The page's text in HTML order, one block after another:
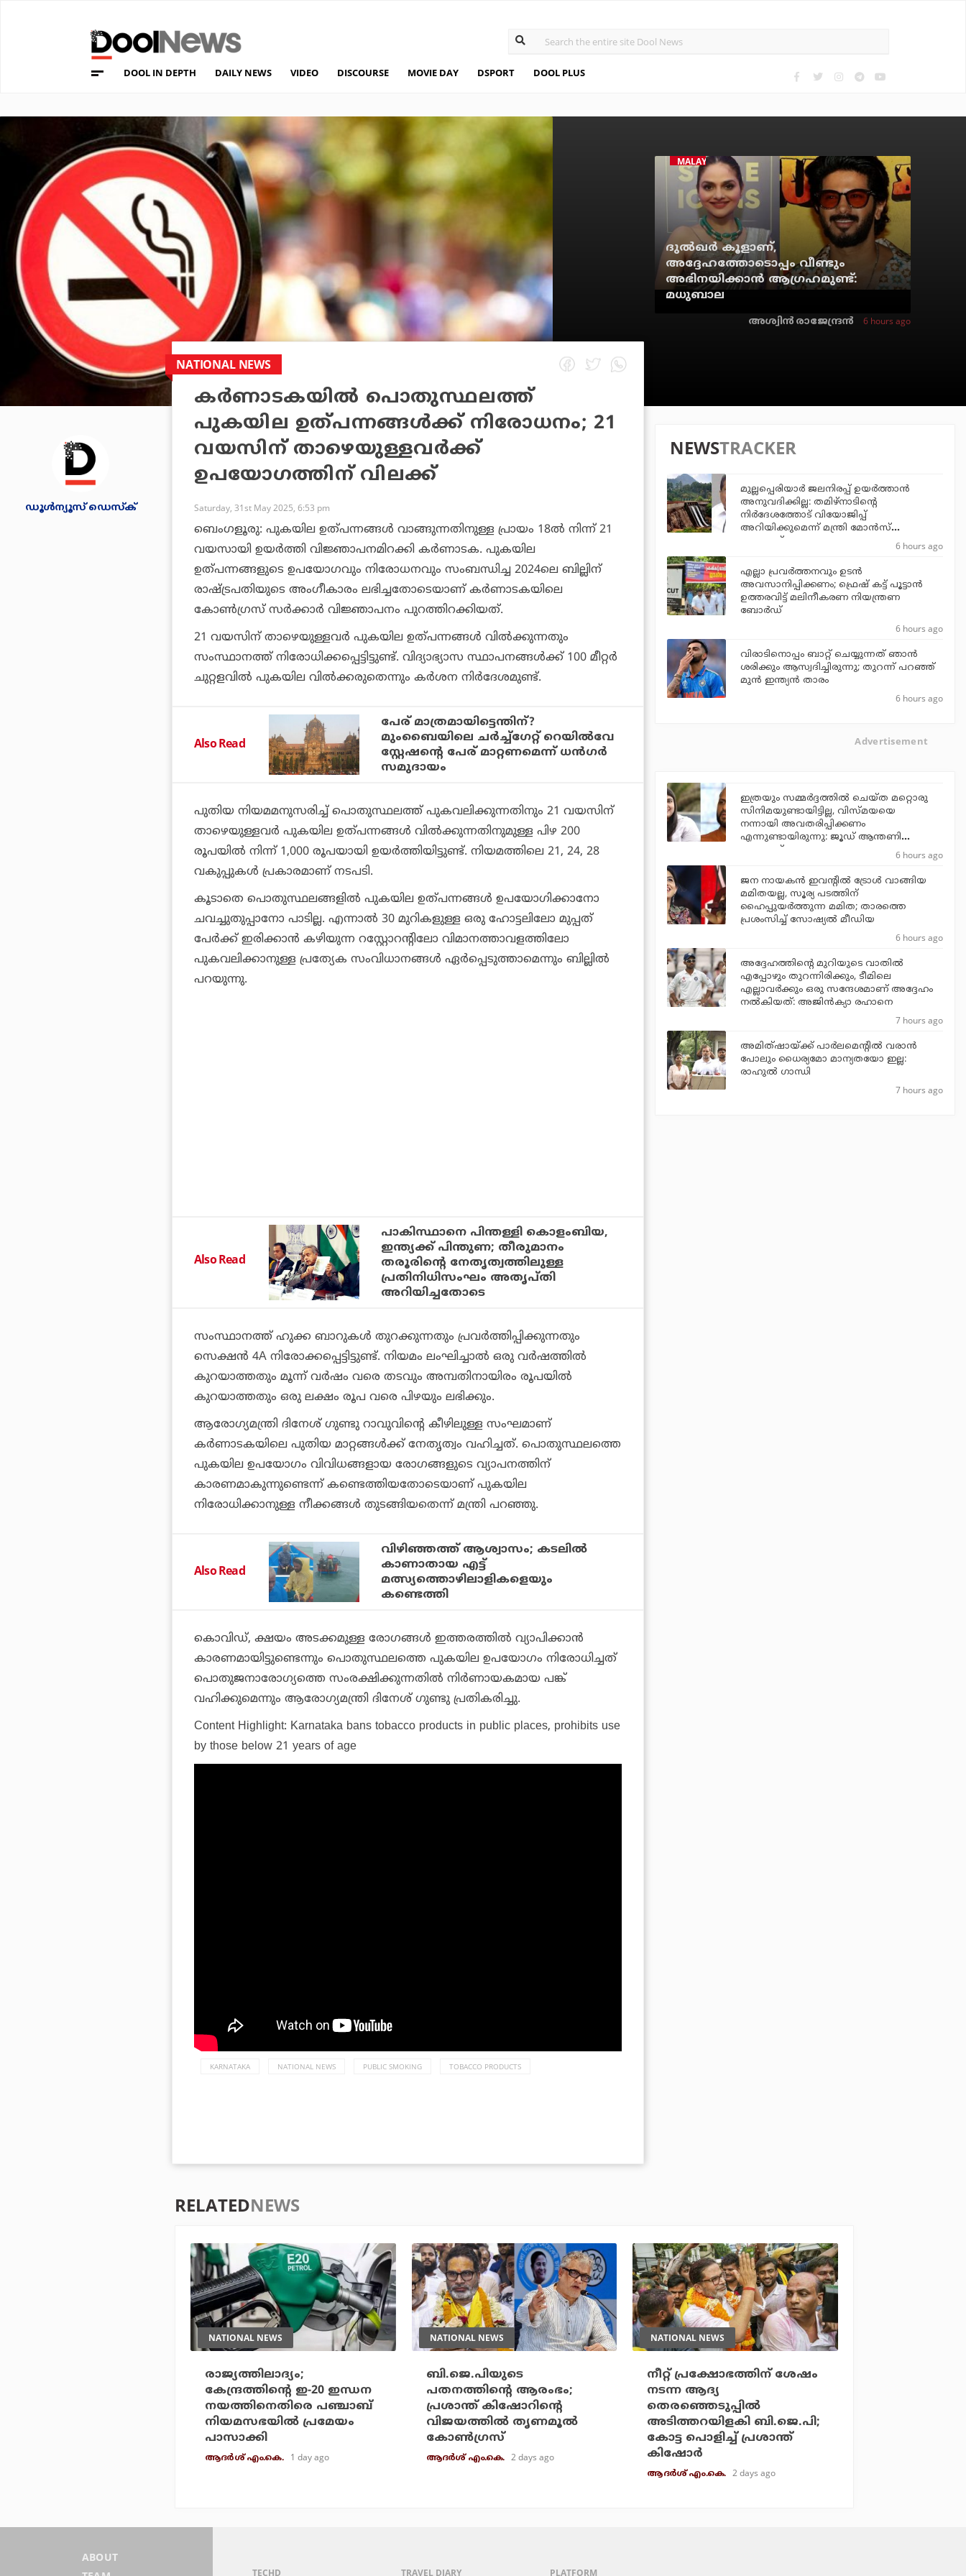
DOOL IN DEPTH DAILY NEWS VIDEO DISCOURSE MOVIE DAY DSPORT DOOL PLUS
MALAYALAM CINEMA
ദുല്‍ഖര്‍ കൂളാണ്,
അദ്ദേഹത്തോടൊപ്പം വീണ്ടും
അഭിനയിക്കാന്‍ ആഗ്രഹമുണ്ട്:
മധുബാല
അശ്വിന്‍ രാജേന്ദ്രന്‍ 6 hours ago
ഡൂള്‍ന്യൂസ് ഡെസ്‌ക്
NATIONAL NEWS
കർണാടകയിൽ പൊതുസ്ഥലത്ത്
പുകയില ഉത്പന്നങ്ങള്‍ക്ക് നിരോധനം; 21
വയസിന് താഴെയുള്ളവര്‍ക്ക്
ഉപയോഗത്തിന് വിലക്ക്
Saturday, 31st May 2025, 6:53 pm
ബെംഗളൂരു: പുകയില ഉത്പന്നങ്ങള്‍ വാങ്ങുന്നതിനുള്ള പ്രായം 18ല്‍ നിന്ന് 21
വയസായി ഉയര്‍ത്തി വിജ്ഞാപനമിറക്കി കര്‍ണാടക. പുകയില
ഉത്പന്നങ്ങളുടെ ഉപയോഗവും നിരോധനവും സംബന്ധിച്ച 2024ലെ ബില്ലിന്
രാഷ്ട്രപതിയുടെ അംഗീകാരം ലഭിച്ചതോടെയാണ് കര്‍ണാടകയിലെ
കോണ്‍ഗ്രസ് സര്‍ക്കാര്‍ വിജ്ഞാപനം പുറത്തിറക്കിയത്.
21 വയസിന് താഴെയുള്ളവര്‍ പുകയില ഉത്പന്നങ്ങള്‍ വില്‍ക്കുന്നതും
സംസ്ഥാനത്ത് നിരോധിക്കപ്പെട്ടിട്ടുണ്ട്. വിദ്യാഭ്യാസ സ്ഥാപനങ്ങള്‍ക്ക് 100 മീറ്റര്‍
ചുറ്റളവില്‍ പുകയില വില്‍ക്കരുതെന്നും കര്‍ശന നിര്‍ദേശമുണ്ട്.
Also Read
പേര് മാത്രമായിട്ടെന്തിന്?
മുംബൈയിലെ ചര്‍ച്ച്‌ഗേറ്റ് റെയില്‍വേ
സ്റ്റേഷന്റെ പേര് മാറ്റണമെന്ന് ധന്‍ഗര്‍
സമുദായം
പുതിയ നിയമമനുസരിച്ച് പൊതുസ്ഥലത്ത് പുകവലിക്കുന്നതിനും 21 വയസിന്
താഴെയുള്ളവര്‍ പുകയില ഉത്പന്നങ്ങള്‍ വില്‍ക്കുന്നതിനുമുള്ള പിഴ 200
രൂപയില്‍ നിന്ന് 1,000 രൂപയായി ഉയര്‍ത്തിയിട്ടുണ്ട്. നിയമത്തിലെ 21, 24, 28
വകുപ്പുകള്‍ പ്രകാരമാണ് നടപടി.
കൂടാതെ പൊതുസ്ഥലങ്ങളില്‍ പുകയില ഉത്പന്നങ്ങള്‍ ഉപയോഗിക്കാനോ
ചവച്ചുതുപ്പാനോ പാടില്ല. എന്നാല്‍ 30 മുറികളുള്ള ഒരു ഹോട്ടലിലോ മുപ്പത്
പേര്‍ക്ക് ഇരിക്കാന്‍ കഴിയുന്ന റസ്റ്റോറന്റിലോ വിമാനത്താവളത്തിലോ
പുകവലിക്കാനുള്ള പ്രത്യേക സംവിധാനങ്ങള്‍ ഏര്‍പ്പെടുത്താമെന്നും ബില്ലില്‍
പറയുന്നു.
Also Read
പാകിസ്ഥാനെ പിന്തള്ളി കൊളംബിയ,
ഇന്ത്യക്ക് പിന്തുണ; തീരുമാനം
തരൂരിന്റെ നേതൃത്വത്തിലുള്ള
പ്രതിനിധിസംഘം അതൃപ്തി
അറിയിച്ചതോടെ
സംസ്ഥാനത്ത് ഹുക്ക ബാറുകള്‍ തുറക്കുന്നതും പ്രവര്‍ത്തിപ്പിക്കുന്നതും
സെക്ഷന്‍ 4A നിരോക്കപ്പെട്ടിട്ടുണ്ട്. നിയമം ലംഘിച്ചാല്‍ ഒരു വര്‍ഷത്തില്‍
കുറയാത്തതും മൂന്ന് വര്‍ഷം വരെ തടവും അമ്പതിനായിരം രൂപയില്‍
കുറയാത്തതും ഒരു ലക്ഷം രൂപ വരെ പിഴയും ലഭിക്കും.
ആരോഗ്യമന്ത്രി ദിനേശ് ഗുണ്ടു റാവുവിന്റെ കീഴിലുള്ള സംഘമാണ്
കര്‍ണാടകയിലെ പുതിയ മാറ്റങ്ങള്‍ക്ക് നേതൃത്വം വഹിച്ചത്. പൊതുസ്ഥലത്തെ
പുകയില ഉപയോഗം വിവിധങ്ങളായ രോഗങ്ങളുടെ വ്യാപനത്തിന്
കാരണമാകുന്നുണ്ടെന്ന് കണ്ടെത്തിയതോടെയാണ് പുകയില
നിരോധിക്കാനുള്ള നീക്കങ്ങള്‍ തുടങ്ങിയതെന്ന് മന്ത്രി പറഞ്ഞു.
Also Read
വിഴിഞ്ഞത്ത് ആശ്വാസം; കടലില്‍
കാണാതായ എട്ട്
മത്സ്യത്തൊഴിലാളികളെയും
കണ്ടെത്തി
കൊവിഡ്, ക്ഷയം അടക്കമുള്ള രോഗങ്ങള്‍ ഇത്തരത്തില്‍ വ്യാപിക്കാന്‍
കാരണമായിട്ടുണ്ടെന്നും പൊതുസ്ഥലത്തെ പുകയില ഉപയോഗം നിരോധിച്ചത്
പൊതുജനാരോഗ്യത്തെ സംരക്ഷിക്കുന്നതില്‍ നിര്‍ണായകമായ പങ്ക്
വഹിക്കുമെന്നും ആരോഗ്യമന്ത്രി ദിനേശ് ഗുണ്ടു പ്രതികരിച്ചു.
Content Highlight: Karnataka bans tobacco products in public places, prohibits use
by those below 21 years of age
KARNATAKA NATIONAL NEWS PUBLIC SMOKING TOBACCO PRODUCTS
NEWSTRACKER
മുല്ലപ്പെരിയാര്‍ ജലനിരപ്പ് ഉയര്‍ത്താന്‍
അനുവദിക്കില്ല: തമിഴ്‌നാടിന്റെ
നിര്‍ദേശത്തോട് വിയോജിപ്പ്
അറിയിക്കുമെന്ന് മന്ത്രി മോന്‍സ്
ജോസഫ്
6 hours ago
എല്ലാ പ്രവര്‍ത്തനവും ഉടന്‍
അവസാനിപ്പിക്കണം; ഫ്രെഷ് കട്ട് പൂട്ടാന്‍
ഉത്തരവിട്ട് മലിനീകരണ നിയന്ത്രണ
ബോര്‍ഡ്
6 hours ago
വിരാടിനൊപ്പം ബാറ്റ് ചെയ്യുന്നത് ഞാന്‍
ശരിക്കും ആസ്വദിച്ചിരുന്നു; തുറന്ന് പറഞ്ഞ്
മുന്‍ ഇന്ത്യന്‍ താരം
6 hours ago
Advertisement
ഇത്രയും സമ്മർദ്ദത്തിൽ ചെയ്ത മറ്റൊരു
സിനിമയുണ്ടായിട്ടില്ല, വിസ്മയയെ
നന്നായി അവതരിപ്പിക്കണം
എന്നുണ്ടായിരുന്നു: ജൂഡ് ആന്തണി
ജോസഫ്
6 hours ago
ജന നായകന്‍ ഇവന്റില്‍ ട്രോള്‍ വാങ്ങിയ
മമിതയല്ല, സൂര്യ പടത്തിന്
ഹൈപ്പുയര്‍ത്തുന്ന മമിത; താരത്തെ
പ്രശംസിച്ച് സോഷ്യല്‍ മീഡിയ
6 hours ago
അദ്ദേഹത്തിന്റെ മുറിയുടെ വാതില്‍
എപ്പോഴും തുറന്നിരിക്കും, ടീമിലെ
എല്ലാവര്‍ക്കും ഒരു സന്ദേശമാണ് അദ്ദേഹം
നല്‍കിയത്: അജിന്‍ക്യാ രഹാനെ
7 hours ago
അമിത്ഷായ്ക്ക് പാര്‍ലമെന്റില്‍ വരാന്‍
പോലും ധൈര്യമോ മാന്യതയോ ഇല്ല:
രാഹുല്‍ ഗാന്ധി
7 hours ago
RELATEDNEWS
NATIONAL NEWS
രാജ്യത്തിലാദ്യം;
കേന്ദ്രത്തിന്റെ ഇ-20 ഇന്ധന
നയത്തിനെതിരെ പഞ്ചാബ്
നിയമസഭയില്‍ പ്രമേയം
പാസാക്കി
ആദർശ് എം.കെ. 1 day ago
NATIONAL NEWS
ബി.ജെ.പിയുടെ
പതനത്തിന്റെ ആരംഭം;
പ്രശാന്ത് കിഷോറിന്റെ
വിജയത്തില്‍ തൃണമൂല്‍
കോണ്‍ഗ്രസ്
ആദർശ് എം.കെ. 2 days ago
NATIONAL NEWS
നീറ്റ് പ്രക്ഷോഭത്തിന് ശേഷം
നടന്ന ആദ്യ
തെരഞ്ഞെടുപ്പില്‍
അടിത്തറയിളകി ബി.ജെ.പി;
കോട്ട പൊളിച്ച് പ്രശാന്ത്
കിഷോര്‍
ആദർശ് എം.കെ. 2 days ago
ABOUT
TECHD TRAVEL DIARY PLATFORM